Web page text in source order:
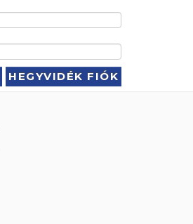
HEGYVIDÉK FIÓK